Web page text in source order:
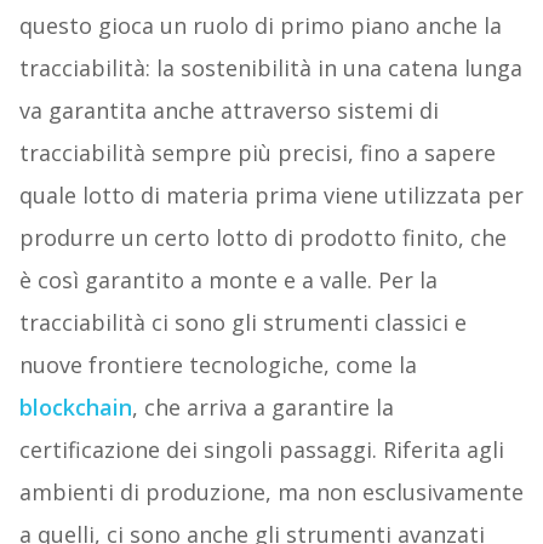
questo gioca un ruolo di primo piano anche la
tracciabilità: la sostenibilità in una catena lunga
va garantita anche attraverso sistemi di
tracciabilità sempre più precisi, fino a sapere
quale lotto di materia prima viene utilizzata per
produrre un certo lotto di prodotto finito, che
è così garantito a monte e a valle. Per la
tracciabilità ci sono gli strumenti classici e
nuove frontiere tecnologiche, come la
blockchain, che arriva a garantire la
certificazione dei singoli passaggi. Riferita agli
ambienti di produzione, ma non esclusivamente
a quelli, ci sono anche gli strumenti avanzati